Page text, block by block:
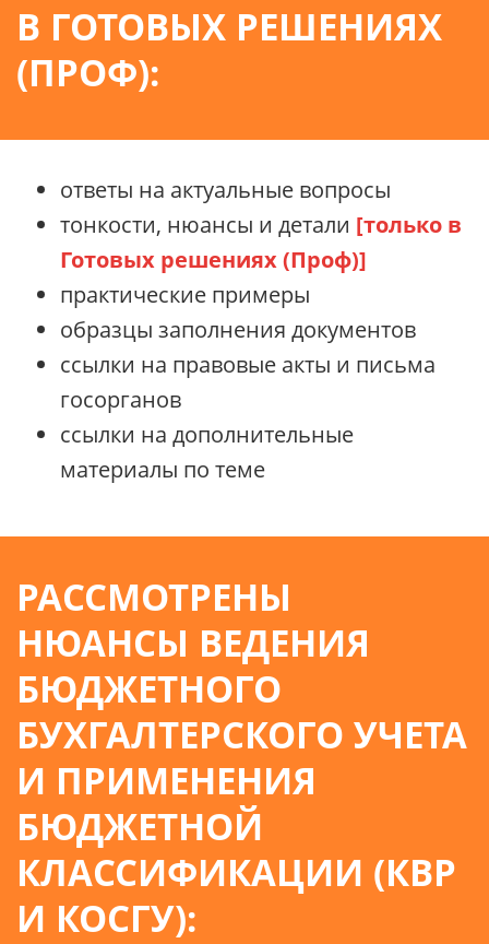
В ГОТОВЫХ РЕШЕНИЯХ
(ПРОФ):
ответы на актуальные вопросы
тонкости, нюансы и детали [только в
Готовых решениях (Проф)]
практические примеры
образцы заполнения документов
ссылки на правовые акты и письма
госорганов
ссылки на дополнительные
материалы по теме
РАССМОТРЕНЫ
НЮАНСЫ ВЕДЕНИЯ
БЮДЖЕТНОГО
БУХГАЛТЕРСКОГО УЧЕТА
И ПРИМЕНЕНИЯ
БЮДЖЕТНОЙ
КЛАССИФИКАЦИИ (КВР
И КОСГУ):